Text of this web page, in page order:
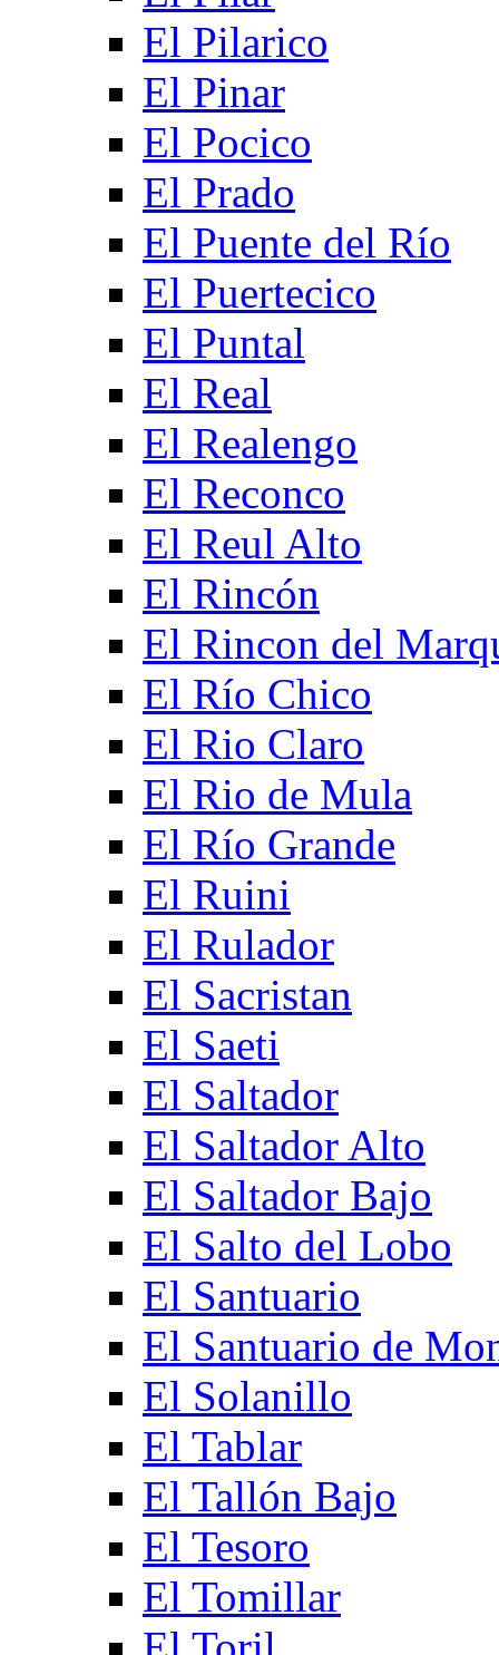
El Pilarico
El Pinar
El Pocico
El Prado
El Puente del Río
El Puertecico
El Puntal
El Real
El Realengo
El Reconco
El Reul Alto
El Rincón
El Rincon del
El Río Chico
El Rio Claro
El Rio de Mula
El Río Grande
El Ruini
El Rulador
El Sacristan
El Saeti
El Saltador
El Saltador Alto
El Saltador Bajo
El Salto del Lobo
El Santuario
El Santuario de
El Solanillo
El Tablar
El Tallón Bajo
El Tesoro
El Tomillar